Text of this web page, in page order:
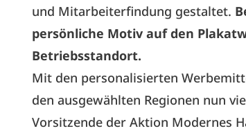
und Mitarbeiterfindung gestaltet.
persönliche Motiv auf den
Betriebsstandort.
Mit den personalisierten
den ausgewählten Regionen nun
Vorsitzende der Aktion Modernes